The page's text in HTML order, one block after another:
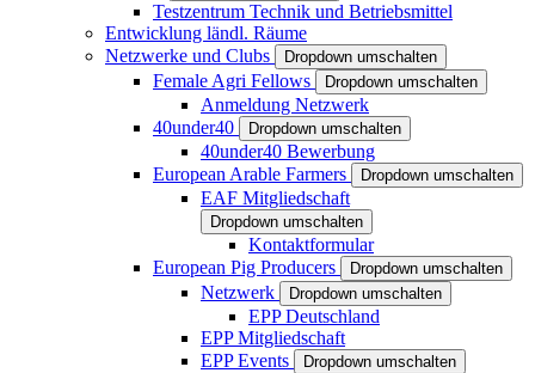
Testzentrum Technik und Betriebsmittel
Entwicklung ländl. Räume
Netzwerke und Clubs
Dropdown umschalten
Female Agri Fellows Dropdown umschalten
Anmeldung Netzwerk
40under40
Dropdown umschalten
40under40 Bewerbung
European Arable Farmers
Dropdown umschalten
EAF Mitgliedschaft
Dropdown umschalten
Kontaktformular
European Pig Producers
Dropdown umschalten
Netzwerk Dropdown umschalten
EPP Deutschland
EPP Mitgliedschaft
EPP Events
Dropdown umschalten